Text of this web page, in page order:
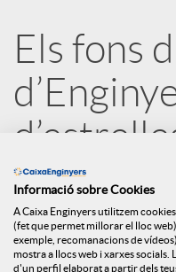
r
x
e
s
Els fons
rankings
21.07.2020
Informació sobre Cookies
A Caixa Enginyers utilitzem
(fet que permet millorar el lloc
exemple, recomanacions de
mostra a llocs web i xarxes socials.
d'un perfil elaborat a partir dels